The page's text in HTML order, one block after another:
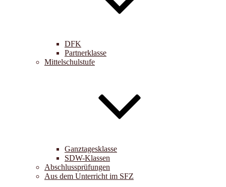
DFK
Partnerklasse
Mittelschulstufe
Ganztagesklasse
SDW-Klassen
Abschlussprüfungen
Aus dem Unterricht im SFZ